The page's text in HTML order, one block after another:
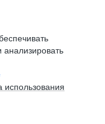
использования